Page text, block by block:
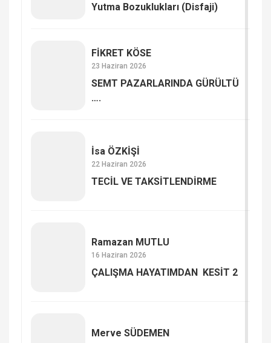
Yutma Bozuklukları (Disfaji)
FİKRET KÖSE
23 Haziran 2026
SEMT PAZARLARINDA GÜRÜLTÜ
….
İsa ÖZKİŞİ
22 Haziran 2026
TECİL VE TAKSİTLENDİRME
Ramazan MUTLU
16 Haziran 2026
ÇALIŞMA HAYATIMDAN KESİT 2
Merve SÜDEMEN